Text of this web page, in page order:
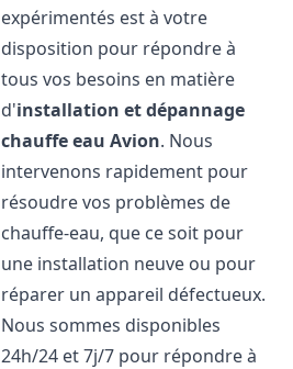
expérimentés est à votre
disposition pour répondre à
tous vos besoins en matière
d'installation et dépannage
chauffe eau Avion. Nous
intervenons rapidement pour
résoudre vos problèmes de
chauffe-eau, que ce soit pour
une installation neuve ou pour
réparer un appareil défectueux.
Nous sommes disponibles
24h/24 et 7j/7 pour répondre à